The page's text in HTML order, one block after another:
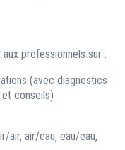
professionnels sur :
(avec diagnostics
conseils)
air, air/eau, eau/eau,